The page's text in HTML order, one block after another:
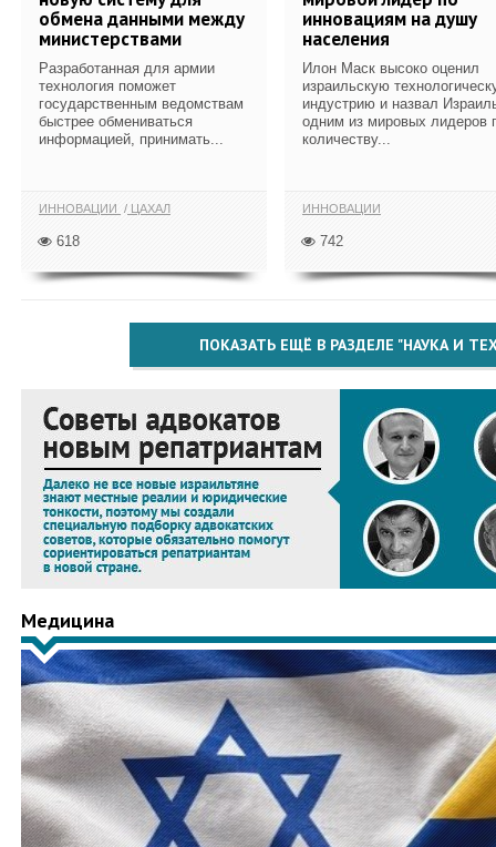
обмена данными между
министерствами
Разработанная для армии
технология поможет
государственным ведомствам
быстрее обмениваться
информацией, принимать...
ИННОВАЦИИ ЦАХАЛ
618
инновациям на душу
населения
Илон Маск высоко оценил
израильскую
индустрию и назвал
одним из мировых лидеров
количеству...
ИННОВАЦИИ
742
ПОКАЗАТЬ ЕЩЁ В РАЗДЕЛЕ "НАУКА И
Медицина